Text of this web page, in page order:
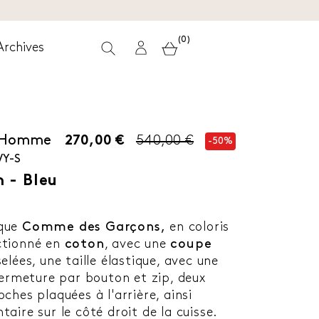
(0)
S
- Bleu
270,00 € 540,00 € -50%
Comme des Garçons, en coloris
en coton, avec une coupe
une taille élastique, avec une
par bouton et zip, deux
plaquées à l'arrière, ainsi
sur le côté droit de la cuisse.